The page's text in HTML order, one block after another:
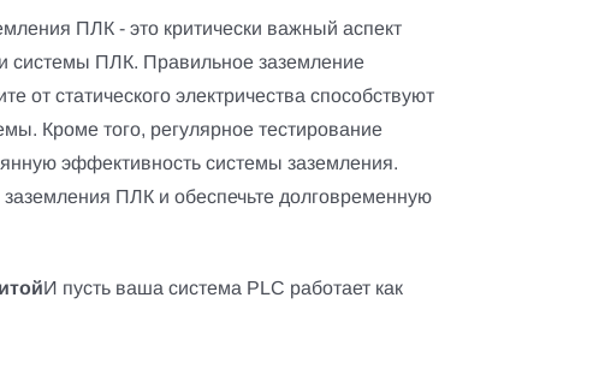
ПЛК - это критически важный аспект
системы ПЛК. Правильное заземление
от статического электричества способствуют
Кроме того, регулярное тестирование
эффективность системы заземления.
ПЛК и обеспечьте долговременную
И пусть ваша система PLC работает как